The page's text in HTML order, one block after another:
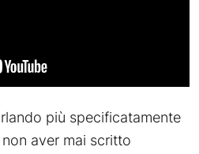
più specificatamente
aver mai scritto